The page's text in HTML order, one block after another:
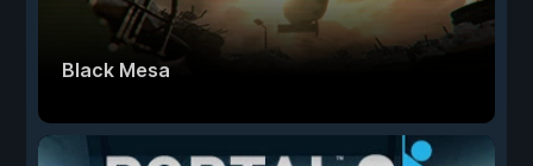
Black Mesa